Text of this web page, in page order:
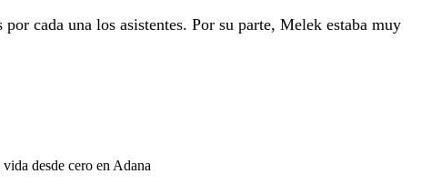
cada una los asistentes. Por su parte, Melek estaba muy
desde cero en Adana